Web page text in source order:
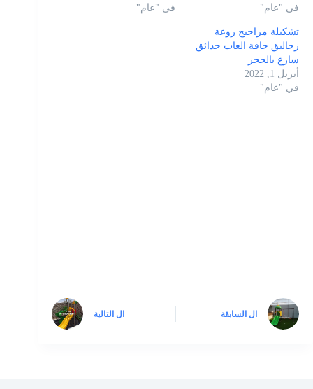
في "عام"
في "عام"
تشكيلة مراجيح روعة
زحاليق جافة العاب حدائق
سارع بالحجز
أبريل 1, 2022
في "عام"
ال السابقة ال التالية